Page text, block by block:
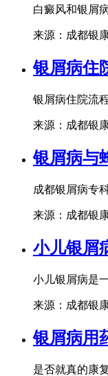
白癜风和银屑
来源：成都银
银屑病住
银屑病住院流
来源：成都银
银屑病与
成都银屑病专
来源：成都银
小儿银屑
小儿银屑病是
来源：成都银
银屑病用
是否就真的康